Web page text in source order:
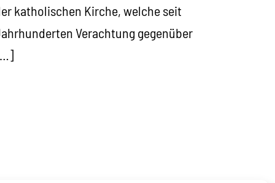
katholischen Kirche, welche seit
Verachtung gegenüber